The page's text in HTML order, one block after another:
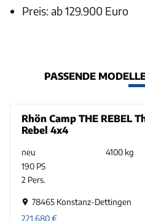
Preis: ab 129.900 Euro
PASSENDE
Rhön Camp THE REBEL
Rebel 4x4
neu
4100 kg
190 PS
2 Pers.
78465 Konstanz-Dettingen
221.680€